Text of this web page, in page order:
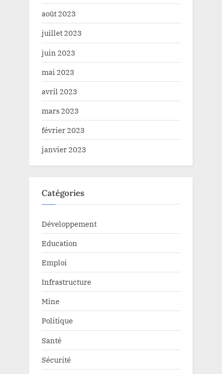
août 2023
juillet 2023
juin 2023
mai 2023
avril 2023
mars 2023
février 2023
janvier 2023
Catégories
Développement
Education
Emploi
Infrastructure
Mine
Politique
Santé
Sécurité